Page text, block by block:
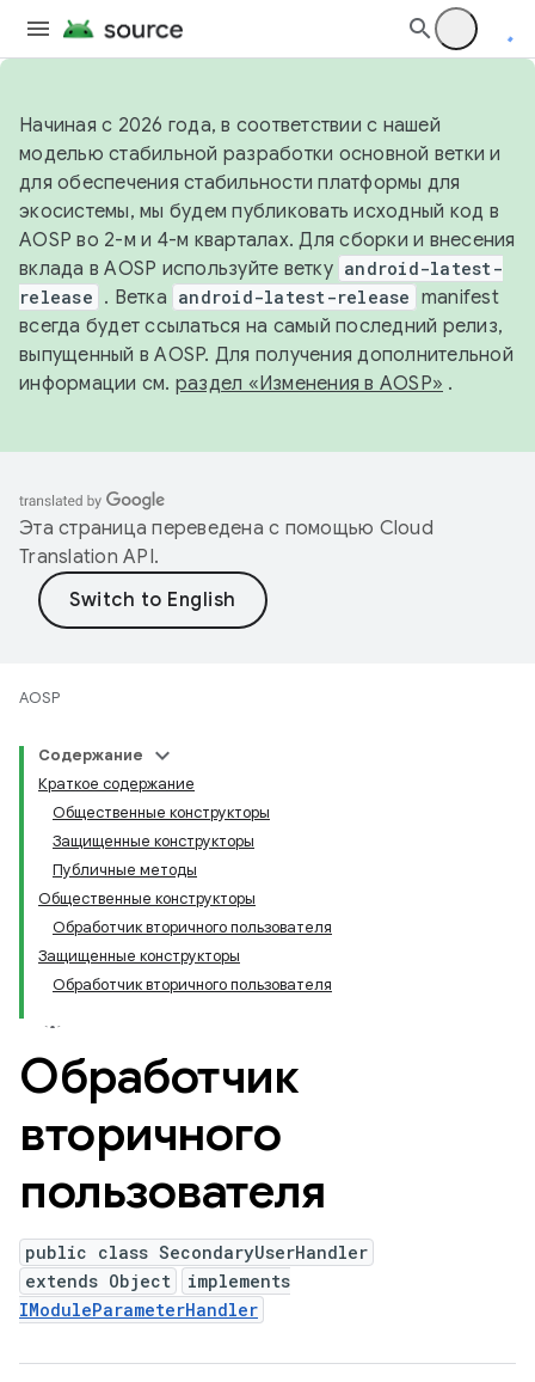
Начиная с 2026 года, в соответствии с нашей
моделью стабильной разработки основной ветки и
для обеспечения стабильности платформы для
экосистемы, мы будем публиковать исходный код в
AOSP во 2-м и 4-м кварталах. Для сборки и внесения
вклада в AOSP используйте ветку android-latest-
release . Ветка android-latest-release manifest
всегда будет ссылаться на самый последний релиз,
выпущенный в AOSP. Для получения дополнительной
информации см. раздел «Изменения в AOSP» .
Эта страница переведена с помощью Cloud
Translation API.
AOSP
Содержание
Краткое содержание
Общественные конструкторы
Защищенные конструкторы
Публичные методы
Общественные конструкторы
Обработчик вторичного пользователя
Защищенные конструкторы
Обработчик вторичного пользователя
Обработчик
вторичного
пользователя
public class SecondaryUserHandler
extends Object
implements
IModuleParameterHandler